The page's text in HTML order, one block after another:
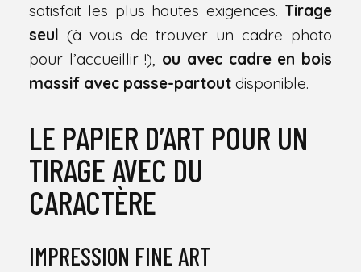
satisfait les plus hautes exigences. Tirage
seul (à vous de trouver un cadre photo
pour l’accueillir !), ou avec cadre en bois
massif avec passe-partoutdisponible.
LE PAPIER D’ART POUR UN
TIRAGE AVEC DU
CARACTÈRE
IMPRESSION FINE ART